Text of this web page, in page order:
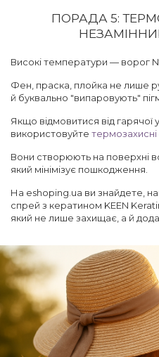
ПОРАДА 5:
Високі температури — ворог
Фен, праска, плойка не лише
й буквально "випаровують"
Якщо відмовитися від
використовуйте
Вони створюють на поверхні
який мінімізує пошкодження.
На eshoping.ua ви знайдете,
спрей з кератином KEEN
який не лише захищає, а й